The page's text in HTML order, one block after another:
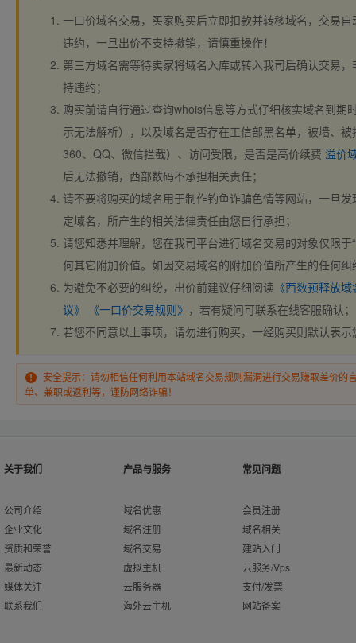
一口价域名交易，买家购买后立即扣款并转移域名，交易
违约，一旦出价不支持撤销，请慎重操作！
第三方域名需等待卖家将域名入库或转入我司后确认交易
持违约；
购买前请自行通过查询whois信息等方式仔细核实域名到期
示无法解析），以及域名是否存在工信部黑名单，被墙、
360、QQ、微信拦截）、访问受限，是否是高价续费 溢价
后无法撤销，西部数码不承担相关责任；
请不要将购买的域名用于制作钓鱼诈骗色情等网站，一旦
定域名，所产生的相关法律责任由您自行承担；
请您知悉并理解，您在我司平台进行域名交易的对象仅限于
何其它附加价值。如因交易域名的附加价值所产生的任何
为避免不必要的纠纷，出价前建议仔细阅读 《西数预释放
议》
《一口价交易规则》 ，若有疑问可联系在线客服确认；
若您不同意以上事项，请勿进行购买，一经购买则默认表
安全提示：请勿相信任何利用本站域名交易规则漏洞进行交易赚取差价的
单、兼职或返利等，谨防网络诈骗！
关于我们
公司介绍
企业文化
资质和荣誉
最新动态
媒体关注
联系我们
产品与服务
域名优惠
域名注册
域名交易
虚拟主机
云服务器
海外云主机
常见问题
会员注册
域名相关
建站入门
云服务/Vps
支付/发票
网站备案